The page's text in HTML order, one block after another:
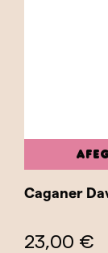
Caganer
23,00 €